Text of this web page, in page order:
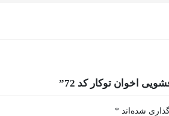
اخوان توکار کد 72”
شده‌اند *